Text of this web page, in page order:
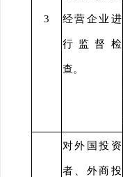
3 经营企业进
行监督检
查。
对外国投资
者、外商投